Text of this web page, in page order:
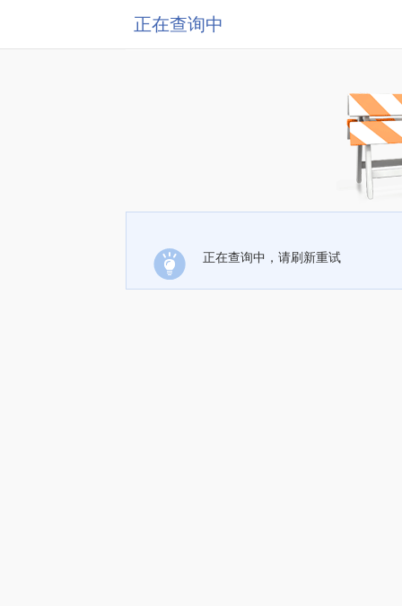
正在查询中
正在查询中，请刷新重试